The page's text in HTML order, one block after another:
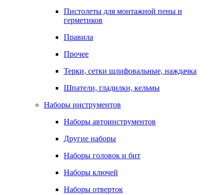
Пистолеты для монтажной пены и
герметиков
Правила
Прочее
Терки, сетки шлифовальные, наждачка
Шпатели, гладилки, кельмы
Наборы инструментов
Наборы автоинструментов
Другие наборы
Наборы головок и бит
Наборы ключей
Наборы отверток